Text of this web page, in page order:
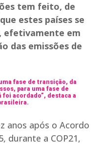
tem feito, de
estes países se
efetivamente em
das emissões de
fase de transição, da
para uma fase de
acordado”, destaca a
anos após o Acordo
durante a COP21,